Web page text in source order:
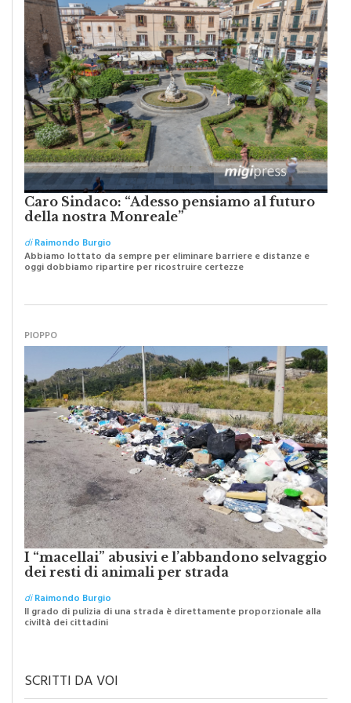
Caro Sindaco: “Adesso pensiamo al futuro
della nostra Monreale”
diRaimondo Burgio
Abbiamo lottato da sempre per eliminare barriere e distanze e
oggi dobbiamo ripartire per ricostruire certezze
PIOPPO
I “macellai” abusivi e l’abbandono selvaggio
dei resti di animali per strada
diRaimondo Burgio
Il grado di pulizia di una strada è direttamente proporzionale alla
civiltà dei cittadini
SCRITTI DA VOI